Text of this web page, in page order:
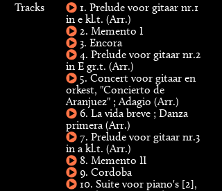
Tracks
1. Prelude voor gitaar nr.1
in e kl.t. (Arr.)
2. Memento I
3. Encora
4. Prelude voor gitaar nr.2
in E gr.t. (Arr.)
5. Concert voor gitaar en
orkest, "Concierto de
Aranjuez" ; Adagio (Arr.)
6. La vida breve ; Danza
primera (Arr.)
7. Prelude voor gitaar nr.3
in a kl.t. (Arr.)
8. Memento II
9. Cordoba
10. Suite voor piano's [2],